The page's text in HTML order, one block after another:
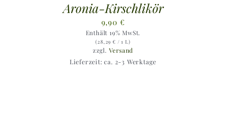
Aronia-Kirschlikör
9,90 €
Enthält 19% MwSt.
(28,29€ / 1 L)
zzgl. Versand
Lieferzeit: ca. 2-3 Werktage